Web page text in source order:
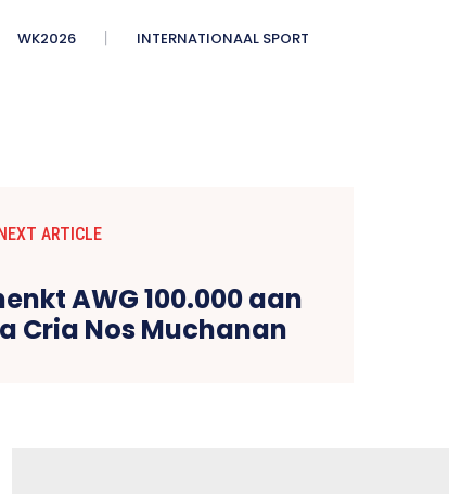
WK2026 INTERNATIONAAL SPORT
NEXT ARTICLE
AWG 100.000 aan
Cria Nos Muchanan